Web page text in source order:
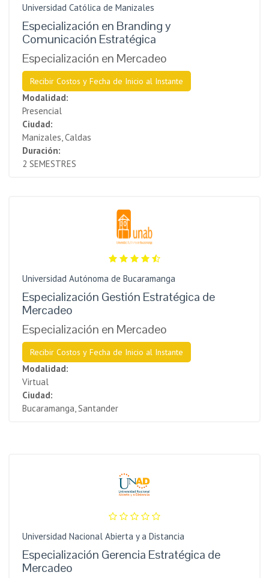
Universidad Católica de Manizales
Especialización en Branding y
Comunicación Estratégica
Especialización en Mercadeo
Recibir Costos y Fecha de Inicio al Instante
Modalidad:
Presencial
Ciudad:
Manizales, Caldas
Duración:
2 SEMESTRES
Universidad Autónoma de Bucaramanga
Especialización Gestión Estratégica de
Mercadeo
Especialización en Mercadeo
Recibir Costos y Fecha de Inicio al Instante
Modalidad:
Virtual
Ciudad:
Bucaramanga, Santander
Universidad Nacional Abierta y a Distancia
Especialización Gerencia Estratégica de
Mercadeo